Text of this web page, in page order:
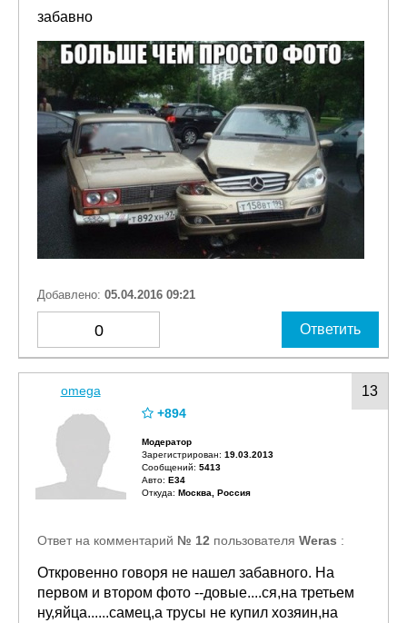
забавно
Добавлено: 05.04.2016 09:21
0 Ответить
13
omega
+894
Модератор
Зарегистрирован: 19.03.2013
Сообщений: 5413
Авто: E34
Откуда: Москва, Россия
Ответ на комментарий № 12 пользователя Weras :
Откровенно говоря не нашел забавного. На
первом и втором фото --довые....ся,на третьем
ну,яйца......самец,а трусы не купил хозяин,на